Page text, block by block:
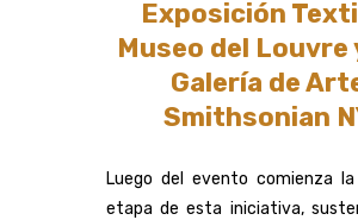
Exposición
Museo del Louvre
Galería de
Smithsonian
Luego del evento comienza la
etapa de esta iniciativa,